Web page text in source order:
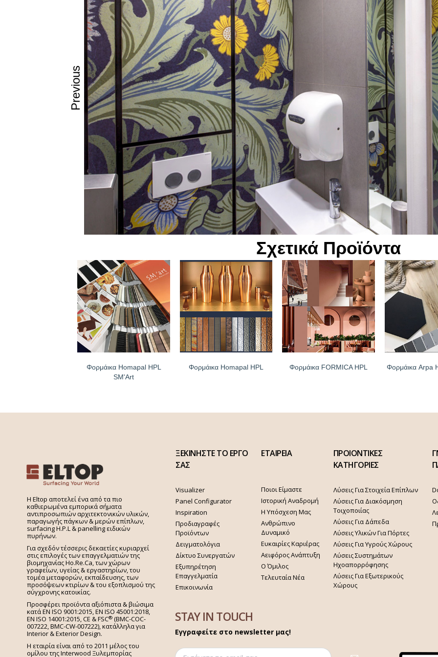
Previous
Σχετικά Προϊόντα
Φορμάικα Homapal HPL
SM'Art
Φορμάικα Homapal HPL Φορμάικα FORMICA HPL Φορμάικα Arpa
H Eltop αποτελεί ένα από τα πιο
καθιερωμένα εμπορικά σήματα
αντιπροσωπιών αρχιτεκτονικών υλικών,
παραγωγής πάγκων & μερών επίπλων,
surfacing H.P.L & panelling ειδικών
πυρήνων.
Για σχεδόν τέσσερις δεκαετίες κυριαρχεί
στις επιλογές των επαγγελματιών της
βιομηχανίας Ho.Re.Ca, των χώρων
γραφείων, υγείας & εργαστηρίων, του
τομέα μεταφορών, εκπαίδευσης, των
προσόψεων κτιρίων & του εξοπλισμού της
σύγχρονης κατοικίας.
Προσφέρει προϊόντα αξιόπιστα & βιώσιμα
κατά EN ISO 9001:2015, EN ISO 45001:2018,
EN ISO 14001:2015,CE & FSC® (BMC-COC-
007222, BMC-CW-007222), κατάλληλα για
Interior & Exterior Design.
Η εταιρία είναι από το 2011 μέλος του
ομίλου της Interwood Ξυλεμπορίας
ΞΕΚΙΝΗΣΤΕ ΤΟ ΕΡΓΟ
ΣΑΣ
Visualizer
Panel Configurator
Inspiration
Προδιαγραφές
Προϊόντων
Δειγματολόγια
Δίκτυο Συνεργατών
Εξυπηρέτηση
Επαγγελματία
Επικοινωνία
ΕΤΑΙΡΕΙΑ
Ποιοι Είμαστε
Ιστορική Αναδρομή
Η Υπόσχεση Μας
Ανθρώπινο
Δυναμικό
Ευκαιρίες Καριέρας
Αειφόρος Ανάπτυξη
Ο Όμιλος
Τελευταία Νέα
ΠΡΟΙΟΝΤΙΚΕΣ
ΚΑΤΗΓΟΡΙΕΣ
Λύσεις Για Στοιχεία Επίπλων
Λύσεις Για Διακόσμηση
Τοιχοποιίας
Λύσεις Για Δάπεδα
Λύσεις Υλικών Για Πόρτες
Λύσεις Για Υγρούς Χώρους
Λύσεις Συστημάτων
Ηχοαπορρόφησης
Λύσεις Για Εξωτερικούς
Χώρους
STAY IN TOUCH
Εγγραφείτε στο newsletter μας!